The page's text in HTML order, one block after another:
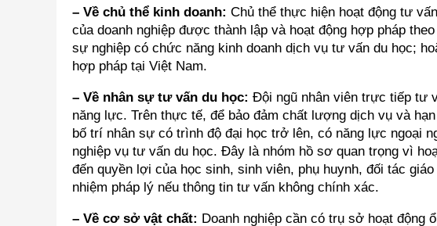
– Về chủ thể kinh doanh: Chủ thể thực hiện hoạt động tư
của doanh nghiệp được thành lập và hoạt động hợp pháp
sự nghiệp có chức năng kinh doanh dịch vụ tư vấn du học;
hợp pháp tại Việt Nam.
– Về nhân sự tư vấn du học: Đội ngũ nhân viên trực tiếp tư
năng lực. Trên thực tế, để bảo đảm chất lượng dịch vụ và
bố trí nhân sự có trình độ đại học trở lên, có năng lực ngoại
nghiệp vụ tư vấn du học. Đây là nhóm hồ sơ quan trọng vì
đến quyền lợi của học sinh, sinh viên, phụ huynh, đối tác
nhiệm pháp lý nếu thông tin tư vấn không chính xác.
– Về cơ sở vật chất: Doanh nghiệp cần có trụ sở hoạt động